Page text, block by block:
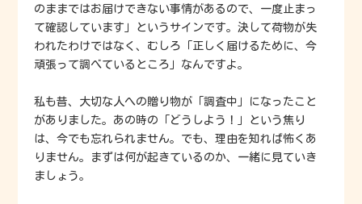
のままではお届けできない事情があるので、一度止まっ
て確認しています」というサインです。決して荷物が失
われたわけではなく、むしろ「正しく届けるために、今
頑張って調べているところ」なんですよ。
私も昔、大切な人への贈り物が「調査中」になったこと
がありました。あの時の「どうしよう！」という焦り
は、今でも忘れられません。でも、理由を知れば怖くあ
りません。まずは何が起きているのか、一緒に見ていき
ましょう。